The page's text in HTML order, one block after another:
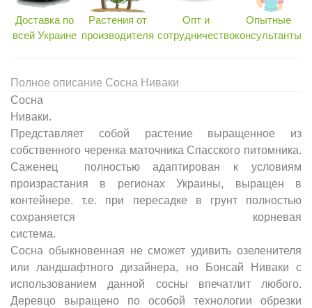
Доставка по
всей Украине
Растения от
производителя
Опт и
сотрудничество
Опытные
консультанты
Полное описание Сосна Ниваки
Сосна
Представляет собой растение выращенное из
собственного черенка маточника Спасского питомника.
Саженец полностью адаптирован к условиям
произрастания в регионах Украины, выращен в
контейнере. т.е. при пересадке в грунт полностью
сохраняется корневая
Сосна обыкновенная не сможет удивить озеленителя
или ландшафтного дизайнера, но Бонсай Ниваки с
использованием данной сосны впечатлит любого.
Деревцо выращено по особой технологии обрезки